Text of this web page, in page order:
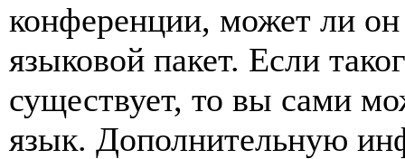
конференции, может ли
языковой пакет. Если
существует, то вы сами
язык. Дополнительную